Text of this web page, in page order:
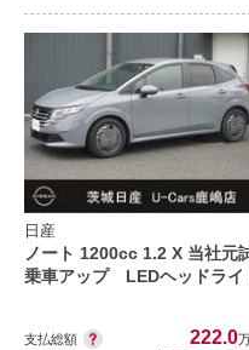
日産
ノート 1200cc 1.2 X 当社元
乗車アップ LEDヘッドライ
支払総額 222.0